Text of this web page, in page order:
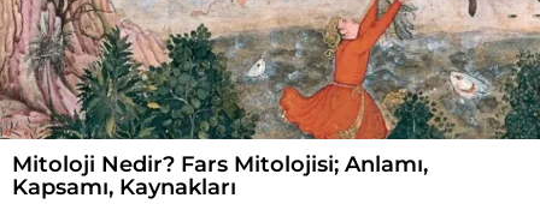
Mitoloji Nedir? Fars Mitolojisi; Anlamı,
Kapsamı, Kaynakları